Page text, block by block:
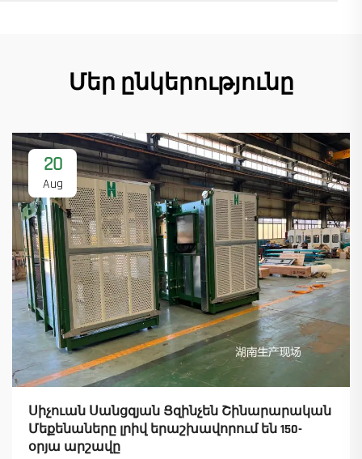
Մեր ընկերությունը
20
Aug
Սիչուան Սանցզյան Ցզինչեն Շինարարական
Մեքենաները լրիվ երաշխավորում են 150-
օրյա արշավը